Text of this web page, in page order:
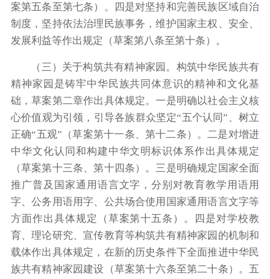
案第五条至第七条）。四是对坚持和完善民族区域自治
制度，坚持依法治理民族事务，维护国家主权、安全、
发展利益等作出规定（草案第八条至第十条）。
（三）关于构筑共有精神家园。构筑中华民族共有
精神家园是铸牢中华民族共同体意识的精神和文化基
础，草案第二章作出具体规定。一是明确以社会主义核
心价值观为引领，引导各族群众坚定“五个认同”、树立
正确“五观”（草案第十一条、第十二条）。二是对增进
中华文化认同和构建中华文明标识体系作出具体规定
（草案第十三条、第十四条）。三是明确规定国家全面
推广普及国家通用语言文字，分别对教育教学用语用
字、公务用语用字、公共场合使用国家通用语言文字等
方面作出具体规定（草案第十五条）。四是对学校教
育、理论研究、宣传教育等构筑共有精神家园的机制和
载体作出具体规定，在新的历史条件下全面推进中华民
族共有精神家园建设（草案第十六条至第二十条）。五